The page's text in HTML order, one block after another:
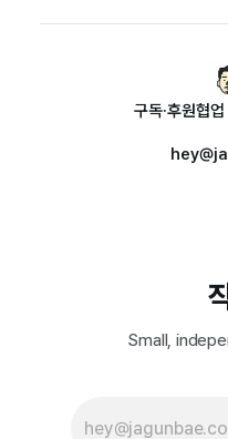
구독·후원협
Small,